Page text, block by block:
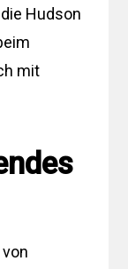
Hudson
mit